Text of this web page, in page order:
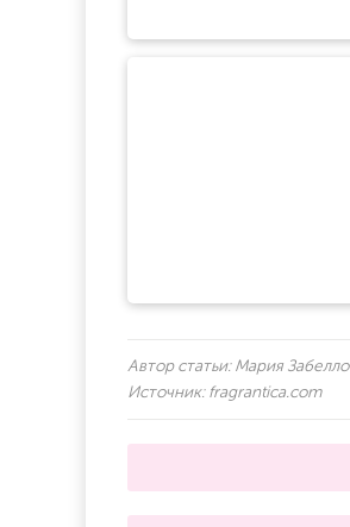
Автор статьи: Мария Забелло
Источник: fragrantica.com